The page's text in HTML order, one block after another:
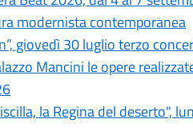
modernista contemporanea
giovedì 30 luglio terzo
Mancini le opere
la Regina del deserto",